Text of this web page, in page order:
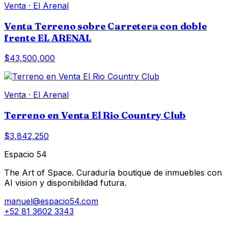
Venta · El Arenal
Venta Terreno sobre Carretera con doble
frente EL ARENAL
$43,500,000
Venta · El Arenal
Terreno en Venta El Rio Country Club
$3,842,250
Espacio 54
The Art of Space. Curaduría boutique de inmuebles con
AI vision y disponibilidad futura.
manuel@espacio54.com
+52 81 3602 3343